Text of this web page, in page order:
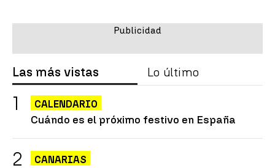
Las más vistas Lo último
CALENDARIO
Cuándo es el próximo festivo en España
CANARIAS